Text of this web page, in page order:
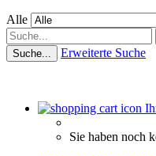
Alle
Suche... Erweiterte Suche
Sie haben noch